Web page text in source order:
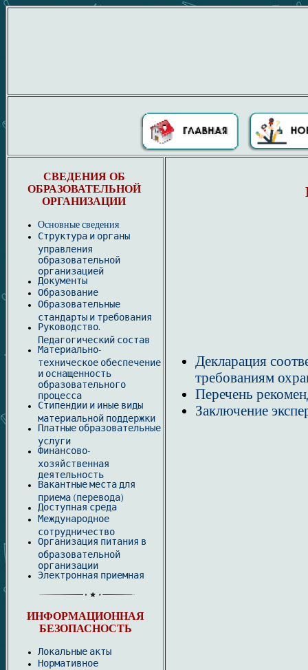
СВЕДЕНИЯ ОБ
ОБРАЗОВАТЕЛЬНОЙ
ОРГАНИЗАЦИИ
Основные сведения
Структура и органы
управления
образовательной
организацией
Документы
Образование
Образовательные
стандарты и требования
Руководство.
Педагогический состав
Материально-
техническое обеспечение
и оснащенность
образовательного
процесса
Стипендии и иные виды
материальной поддержки
Платные образовательные
услуги
Финансово-
хозяйственная
деятельность
Вакантные места для
приема (перевода)
Доступная среда
Международное
сотрудничество
Организация питания в
образовательной
организации
Электронная приемная
ИНФОРМАЦИОННАЯ
БЕЗОПАСНОСТЬ
Локальные акты
Нормативное
Декларация
требованиям
Перечень
Заключение